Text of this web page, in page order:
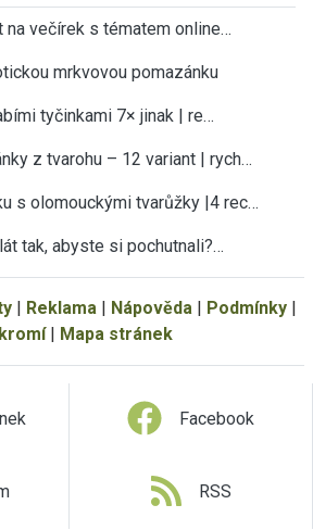
na večírek s tématem online…
mrkvovou pomazánku
tyčinkami 7× jinak | re…
z tvarohu – 12 variant | rych…
s olomouckými tvarůžky |4 rec…
tak, abyste si pochutnali?…
| Reklama | Nápověda | Podmínky |
| Mapa stránek
Facebook
RSS